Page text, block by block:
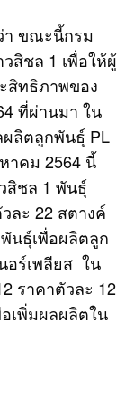
า ขณะนี้กรม
สิชล 1 เพื่อให้ผู้
สิทธิภาพของ
ที่ผ่านมา ใน
ลิตลูกพันธุ์ PL
าคม 2564 นี้
สิชล 1 พันธุ์
ละ 22 สตางค์
นธุ์เพื่อผลิตลูก
ร์เพลียส ใน
ราคาตัวละ 12
เพิ่มผลผลิตใน